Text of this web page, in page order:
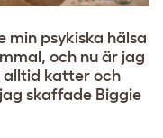
min psykiska hälsa
och nu är jag
alltid katter och
skaffade Biggie